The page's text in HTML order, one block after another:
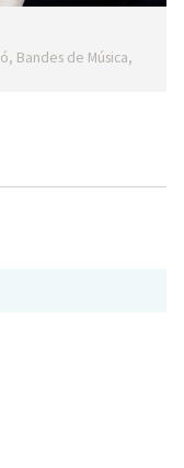
Bandes de Música,